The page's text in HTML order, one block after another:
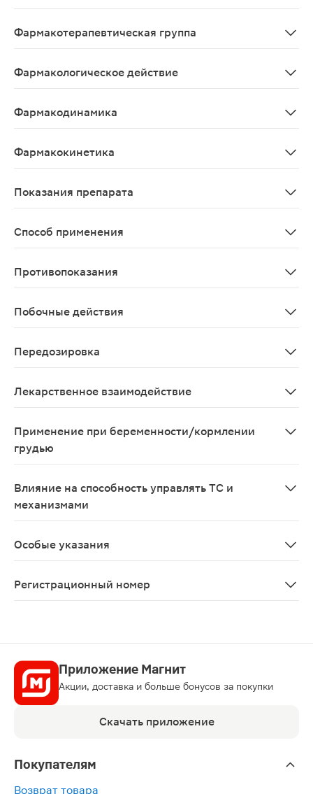
Фармакотерапевтическая группа
Фармакологическое действие
Фармакодинамика
Фармакокинетика
Показания препарата
Способ применения
Противопоказания
Побочные действия
Передозировка
Лекарственное взаимодействие
Применение при беременности/кормлении
грудью
Влияние на способность управлять ТС и
механизмами
Особые указания
Регистрационный номер
Приложение Магнит
Акции, доставка и больше бонусов за покупки
Скачать приложение
Покупателям
Возврат товара